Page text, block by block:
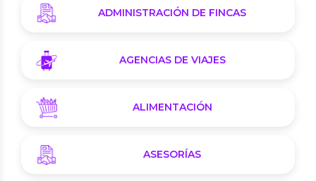
ADMINISTRACIÓN DE FINCAS
AGENCIAS DE VIAJES
ALIMENTACIÓN
ASESORÍAS